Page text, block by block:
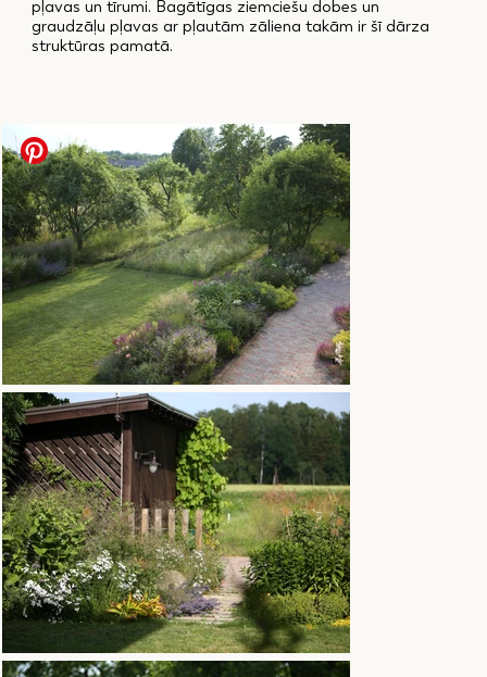
pļavas un tīrumi. Bagātīgas ziemciešu dobes un
graudzāļu pļavas ar pļautām zāliena takām ir šī dārza
struktūras pamatā.